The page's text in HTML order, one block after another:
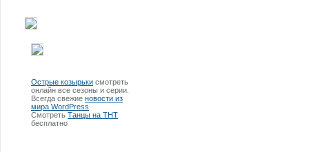
Острые козырьки смотреть
онлайн все сезоны и серии.
Всегда свежие новости из
мира WordPress
Смотреть Танцы на ТНТ
бесплатно